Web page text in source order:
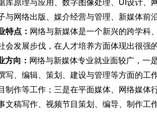
库原理与应用、数字图像处理、 UI 设计、
与网络出版、媒介经营与管理、新媒体前沿
特点： 网络与新媒体是一个新兴的跨学科
会发展步伐，在人才培养方面体现出很强
方向： 网络与新媒体专业就业面较广，一
写、编辑、策划、建设与管理等方面的工
制作等工作；三是在平面媒体、网络媒体
文稿写作、视频节目策划、编导、制作工